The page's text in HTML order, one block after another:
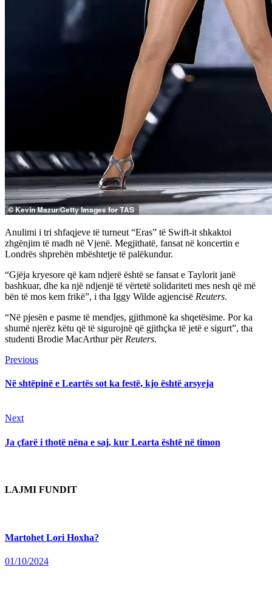
Anulimi i tri shfaqjeve të turneut “Eras” të Swift-it shkaktoi
zhgënjim të madh në Vjenë. Megjithatë, fansat në koncertin e
Londrës shprehën mbështetje të palëkundur.
“Gjëja kryesore që kam ndjerë është se fansat e Taylorit janë
bashkuar, dhe ka një ndjenjë të vërtetë solidariteti mes nesh që më
bën të mos kem frikë”, i tha Iggy Wilde agjencisë Reuters.
“Në pjesën e pasme të mendjes, gjithmonë ka shqetësime. Por ka
shumë njerëz këtu që të sigurojnë që gjithçka të jetë e sigurt”, tha
studenti Brodie MacArthur për Reuters.
Continue
Reading
PreviousPrevious
Në shtëpinë e Leartës sot ka festë, kjo është arsyeja
NextNext
Ja çfarë i thotë nëna e saj, kur Learta është në timon
LAJMI FUNDIT
Martohet Lori Hoxha?
01/10/2024